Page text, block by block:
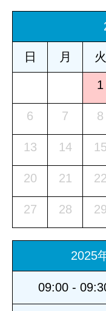
日 月 火
1
6 7 8
13 14 15
20 21 22
27 28 29
2025
09:00 -